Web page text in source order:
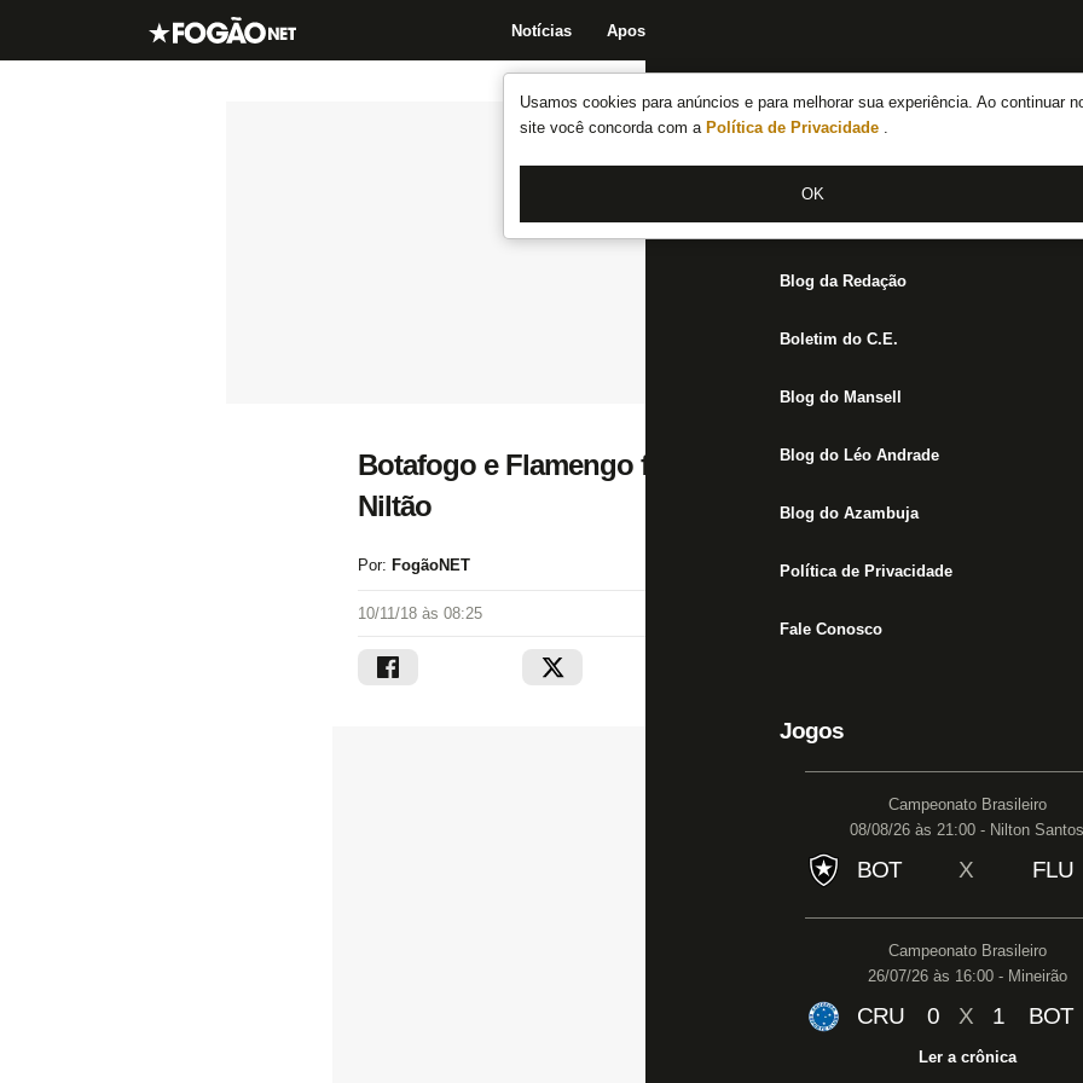
Usamos cookies para anúncios e para melhorar sua experiência. Ao continuar
site você concorda com a Política de Privacidade .
OK
Notícias Apostas
Notícias do Botafogo
Fórum
Jogos
Blog da Redação
Boletim do C.E.
Blog do Mansell
Blog do Léo Andrade
Blog do Azambuja
Política de Privacidade
Fale Conosco
Jogos
Campeonato Brasileiro
08/08/26 às 21:00 - Nilton Santos
BOT X FLU
Campeonato Brasileiro
26/07/26 às 16:00 - Mineirão
CRU 0 X 1 BOT
Ler a crônica
Botafogo e Flamengo fazem clássico decisivo neste
Niltão
Por: FogãoNET
10/11/18 às 08:25